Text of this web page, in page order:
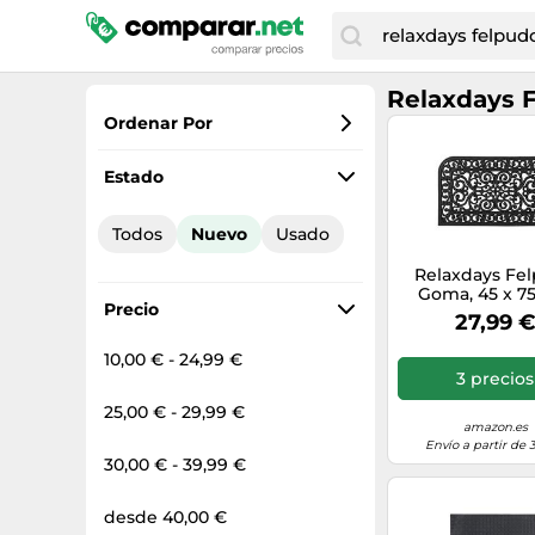
Ordenar Por
Favoritos
Precio total
Estado
Todos Nuevo Usado
Precio
10,00 € - 24,99 €
25,00 € - 29,99 €
30,00 € - 39,99 €
desde 40,00 €
Relaxdays
Relaxdays
Goma, 45 x
Resistente
Arabescos,
Exterior,
27,99 €
3 precios
amazon.es
Envío a partir de